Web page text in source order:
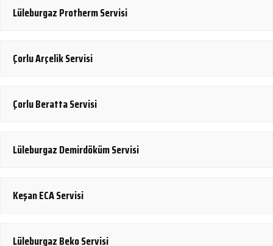
Lüleburgaz Protherm Servisi
Çorlu Arçelik Servisi
Çorlu Beratta Servisi
Lüleburgaz Demirdöküm Servisi
Keşan ECA Servisi
Lüleburgaz Beko Servisi